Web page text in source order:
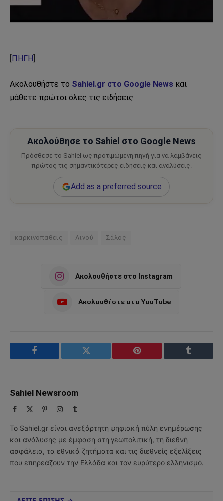
ΠΗΓΗ
Ακολουθήστε το Sahiel.gr στο Google News και
μάθετε πρώτοι όλες τις ειδήσεις.
Ακολούθησε το Sahiel στο Google News
Πρόσθεσε το Sahiel ως προτιμώμενη πηγή για να λαμβάνεις
πρώτος τις σημαντικότερες ειδήσεις και αναλύσεις.
Add as a preferred source
καρκινοπαθείς Λινού Σάλος
Ακολουθήστε στο Instagram
Ακολουθήστε στο YouTube
Facebook Twitter Pinterest Tumblr
Sahiel Newsroom
Facebook PinterestInstagram
Tumblr
Το Sahiel.gr είναι ανεξάρτητη ψηφιακή πύλη ενημέρωσης
και ανάλυσης με έμφαση στη γεωπολιτική, τη διεθνή
ασφάλεια, τα εθνικά ζητήματα και τις διεθνείς εξελίξεις
που επηρεάζουν την Ελλάδα και τον ευρύτερο ελληνισμό.